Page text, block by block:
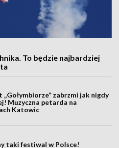
To będzie najbardziej
„Gołymbiorze” zabrzmi jak nigdy
Muzyczna petarda na
Katowic
taki festiwal w Polsce!